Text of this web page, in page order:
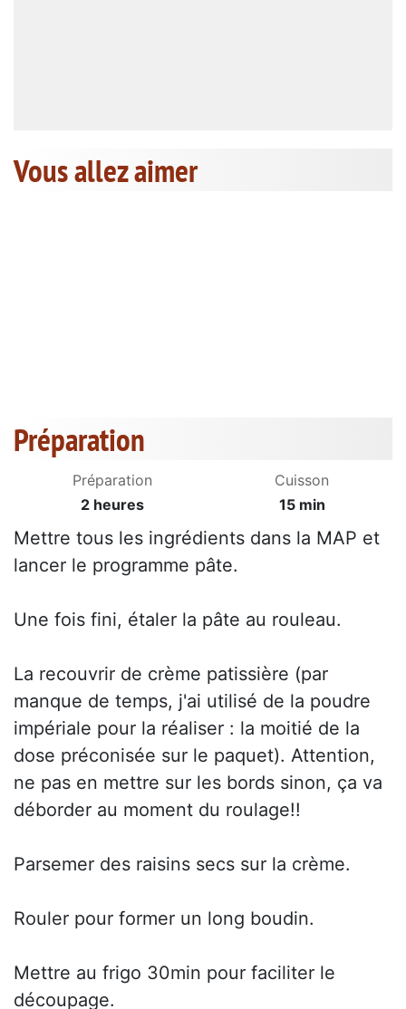
Vous allez aimer
Préparation
Préparation
2 heures
Cuisson
15 min
Mettre tous les ingrédients dans la MAP et
lancer le programme pâte.
Une fois fini, étaler la pâte au rouleau.
La recouvrir de crème patissière (par
manque de temps, j'ai utilisé de la poudre
impériale pour la réaliser : la moitié de la
dose préconisée sur le paquet). Attention,
ne pas en mettre sur les bords sinon, ça va
déborder au moment du roulage!!
Parsemer des raisins secs sur la crème.
Rouler pour former un long boudin.
Mettre au frigo 30min pour faciliter le
découpage.